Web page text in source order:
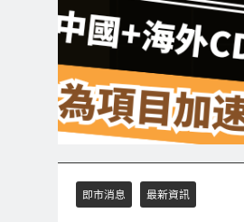
即市消息 最新資訊